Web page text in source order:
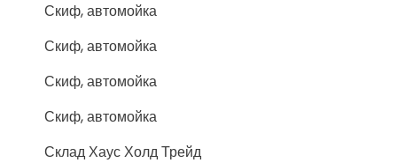
Скиф, автомойка
Скиф, автомойка
Скиф, автомойка
Скиф, автомойка
Склад Хаус Холд Трейд